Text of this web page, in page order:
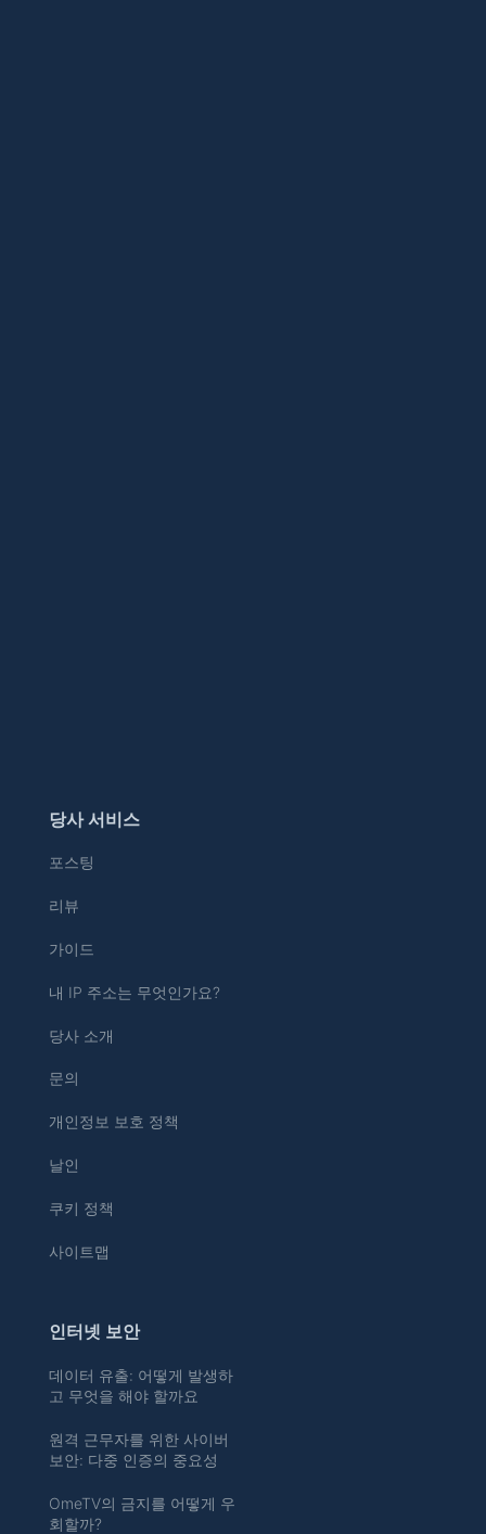
당사 서비스
포스팅
리뷰
가이드
내 IP 주소는 무엇인가요?
당사 소개
문의
개인정보 보호 정책
날인
쿠키 정책
사이트맵
인터넷 보안
데이터 유출: 어떻게 발생하
고 무엇을 해야 할까요
원격 근무자를 위한 사이버
보안: 다중 인증의 중요성
OmeTV의 금지를 어떻게 우
회할까?